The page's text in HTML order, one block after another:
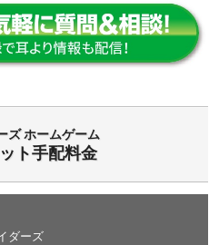
ズ ホームゲーム
ト手配料金
ダーズ